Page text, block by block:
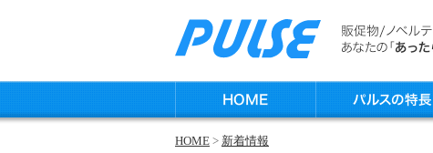
HOME > 新着情報